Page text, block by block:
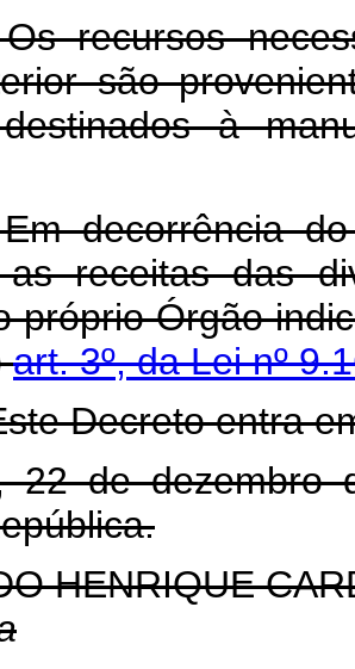
recursos
são
à
decorrência
as receitas das
próprio Órgão
art. 3º, da Lei nº
Decreto entra
22 de dezembro
HENRIQUE